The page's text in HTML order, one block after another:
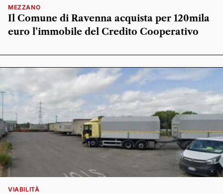
MEZZANO
Il Comune di Ravenna acquista per 120mila
euro l’immobile del Credito Cooperativo
VIABILITÀ